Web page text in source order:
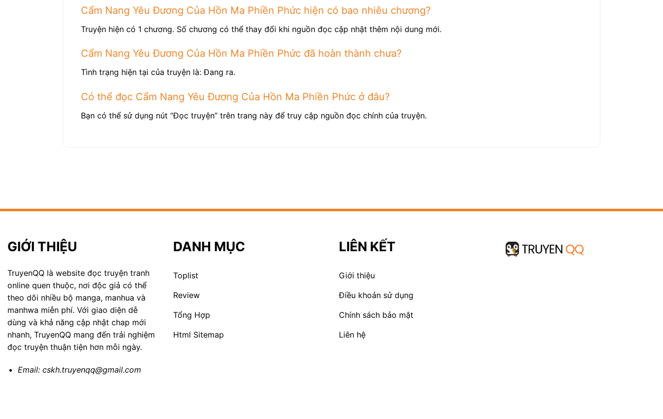
Cẩm Nang Yêu Đương Của Hồn Ma Phiền Phức hiện có bao nhiêu chương?
Truyện hiện có 1 chương. Số chương có thể thay đổi khi nguồn đọc cập nhật thêm nội dung mới.
Cẩm Nang Yêu Đương Của Hồn Ma Phiền Phức đã hoàn thành chưa?
Tình trạng hiện tại của truyện là: Đang ra.
Có thể đọc Cẩm Nang Yêu Đương Của Hồn Ma Phiền Phức ở đâu?
Bạn có thể sử dụng nút “Đọc truyện” trên trang này để truy cập nguồn đọc chính của truyện.
GIỚI THIỆU
TruyenQQ là website đọc truyện tranh
online quen thuộc, nơi độc giả có thể
theo dõi nhiều bộ manga, manhua và
manhwa miễn phí. Với giao diện dễ
dùng và khả năng cập nhật chap mới
nhanh, TruyenQQ mang đến trải nghiệm
đọc truyện thuận tiện hơn mỗi ngày.
Email: cskh.truyenqq@gmail.com
DANH MỤC
Toplist
Review
Tổng Hợp
Html Sitemap
LIÊN KẾT
Giới thiệu
Điều khoản sử dụng
Chính sách bảo mật
Liên hệ